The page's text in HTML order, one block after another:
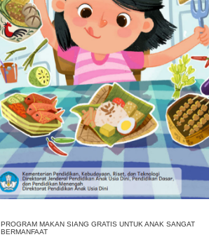
PROGRAM MAKAN SIANG GRATIS UNTUK ANAK SANGAT
BERMANFAAT